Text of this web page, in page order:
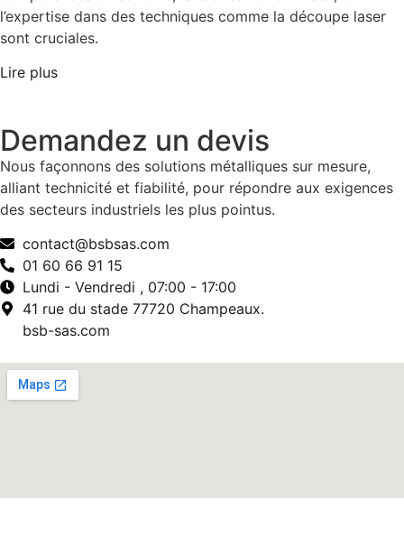
l’expertise dans des techniques comme la découpe laser
sont cruciales.
Lire plus
Demandez un devis
Nous façonnons des solutions métalliques sur mesure,
alliant technicité et fiabilité, pour répondre aux exigences
des secteurs industriels les plus pointus.
contact@bsbsas.com
01 60 66 91 15
Lundi - Vendredi , 07:00 - 17:00
41 rue du stade 77720 Champeaux.
bsb-sas.com